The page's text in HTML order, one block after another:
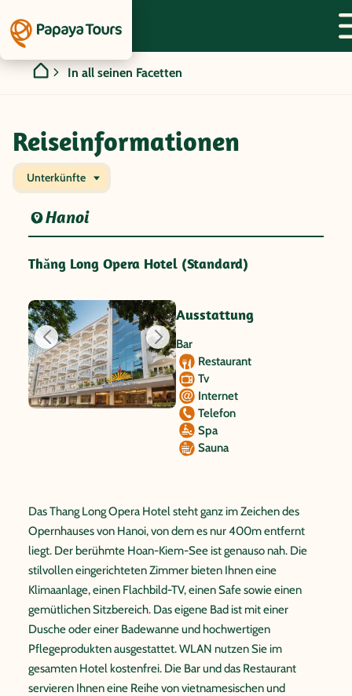
In all seinen Facetten
Reiseinformationen
Unterkünfte
Hanoi
Thăng Long Opera Hotel (Standard)
Ausstattung
Bar
Restaurant
Tv
Internet
Telefon
Spa
Sauna
Das Thang Long Opera Hotel steht ganz im Zeichen des
Opernhauses von Hanoi, von dem es nur 400m entfernt
liegt. Der berühmte Hoan-Kiem-See ist genauso nah. Die
stilvollen eingerichteten Zimmer bieten Ihnen eine
Klimaanlage, einen Flachbild-TV, einen Safe sowie einen
gemütlichen Sitzbereich. Das eigene Bad ist mit einer
Dusche oder einer Badewanne und hochwertigen
Pflegeprodukten ausgestattet. WLAN nutzen Sie im
gesamten Hotel kostenfrei. Die Bar und das Restaurant
servieren Ihnen eine Reihe von vietnamesischen und